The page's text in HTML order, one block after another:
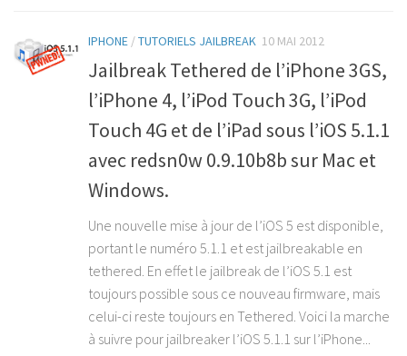
IPHONE /TUTORIELS JAILBREAK 10 MAI 2012
Jailbreak Tethered de l’iPhone 3GS,
l’iPhone 4, l’iPod Touch 3G, l’iPod
Touch 4G et de l’iPad sous l’iOS 5.1.1
avec redsn0w 0.9.10b8b sur Mac et
Windows.
Une nouvelle mise à jour de l’iOS 5 est disponible,
portant le numéro 5.1.1 et est jailbreakable en
tethered. En effet le jailbreak de l’iOS 5.1 est
toujours possible sous ce nouveau firmware, mais
celui-ci reste toujours en Tethered. Voici la marche
à suivre pour jailbreaker l’iOS 5.1.1 sur l’iPhone...